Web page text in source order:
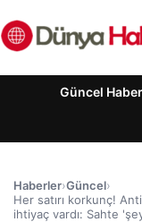
Güncel
Haberler›Güncel›
Her satırı korkunç!
ihtiyaç vardı: Sahte